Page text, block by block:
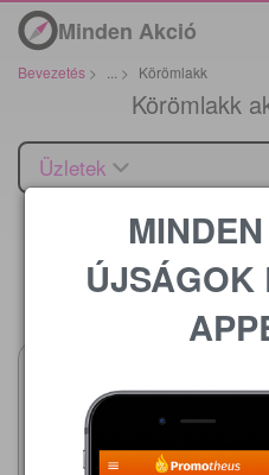
Minden Akció
Bevezetés > > Körömlakk
Körömlakk
Üzletek
Ár
ÚJSÁGOK